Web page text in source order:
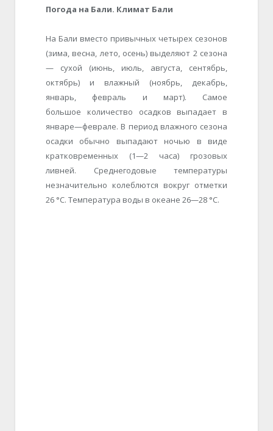
Погода на Бали. Климат Бали
На Бали вместо привычных четырех сезонов
(зима, весна, лето, осень) выделяют 2 сезона
— сухой (июнь, июль, августа, сентябрь,
октябрь) и влажный (ноябрь, декабрь,
январь, февраль и март). Самое
большое количество осадков выпадает в
январе—феврале. В период влажного сезона
осадки обычно выпадают ночью в виде
кратковременных (1—2 часа) грозовых
ливней. Среднегодовые температуры
незначительно колеблются вокруг отметки
26 °C. Температура воды в океане 26—28 °С.